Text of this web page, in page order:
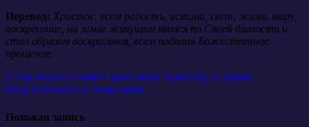
Перевод: Христос, всем радость, истина, свет, жизнь миру,
воскресение, на земле живущим явился по Своей благости и
стал образом воскресения, всем подавая Божественное
прощение.
Навигация
по
записям
1 апреля день памяти мучеников Хрисанфа и Дарии
Вход Господень в Иерусалим
Похожая запись